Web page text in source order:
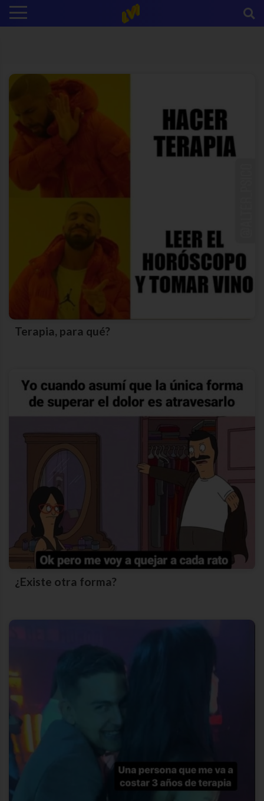
Terapia, para qué?
¿Existe otra forma?